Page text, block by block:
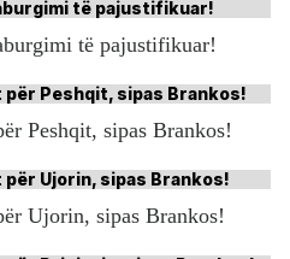
të pajustifikuar!
Peshqit, sipas Brankos!
Ujorin, sipas Brankos!